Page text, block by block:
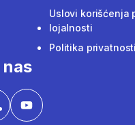
Uslovi korišćenja
lojalnosti
Politika privatnosti